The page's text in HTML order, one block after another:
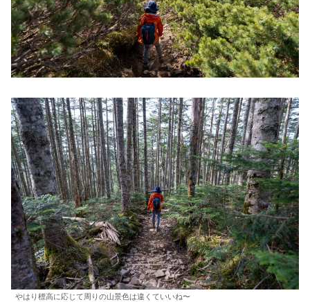
やはり標高に応じて周りの山景色は違くていいね〜